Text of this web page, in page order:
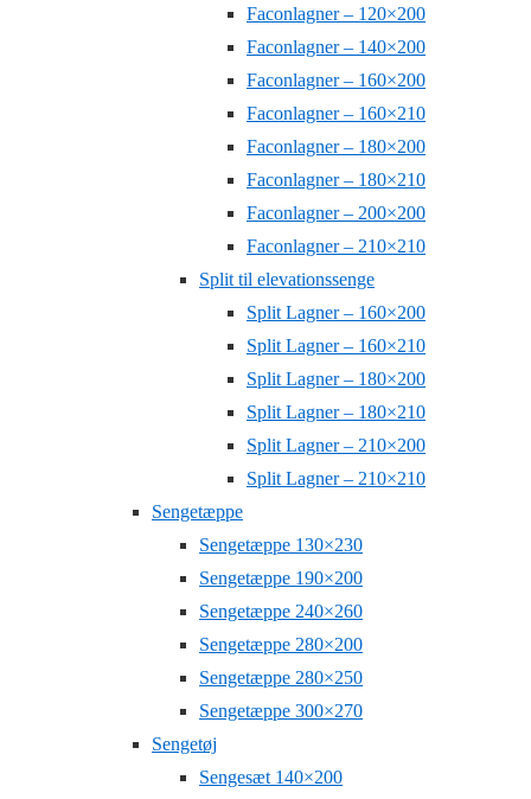
Faconlagner – 120×200
Faconlagner – 140×200
Faconlagner – 160×200
Faconlagner – 160×210
Faconlagner – 180×200
Faconlagner – 180×210
Faconlagner – 200×200
Faconlagner – 210×210
Split til elevationssenge
Split Lagner – 160×200
Split Lagner – 160×210
Split Lagner – 180×200
Split Lagner – 180×210
Split Lagner – 210×200
Split Lagner – 210×210
Sengetæppe
Sengetæppe 130×230
Sengetæppe 190×200
Sengetæppe 240×260
Sengetæppe 280×200
Sengetæppe 280×250
Sengetæppe 300×270
Sengetøj
Sengesæt 140×200